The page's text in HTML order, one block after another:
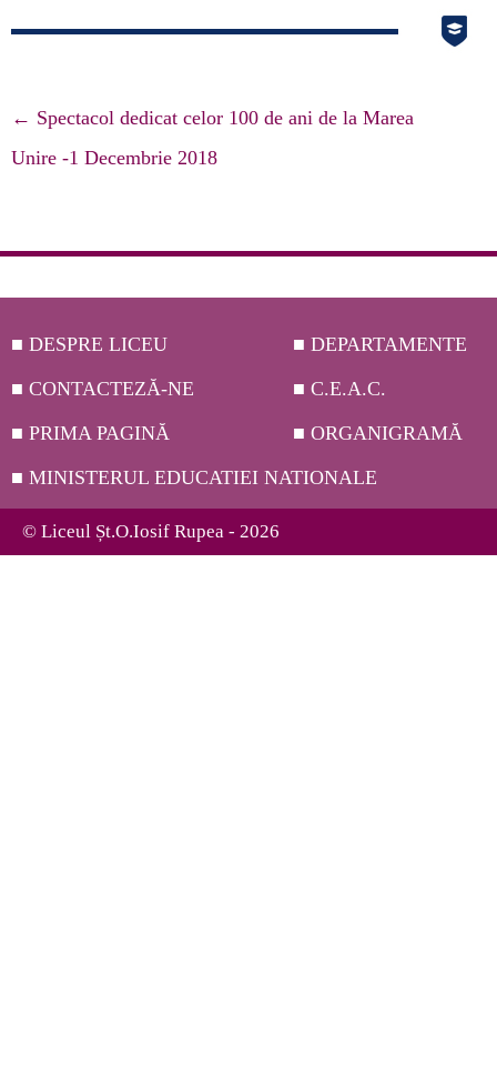
Navigare
← Spectacol dedicat celor 100 de ani de la Marea
Unire -1 Decembrie 2018
■ DESPRE LICEU
■ DEPARTAMENTE
■ CONTACTEZĂ-NE
■ C.E.A.C.
■ PRIMA PAGINĂ
■ ORGANIGRAMĂ
■ MINISTERUL EDUCATIEI NATIONALE
© Liceul Șt.O.Iosif Rupea - 2026